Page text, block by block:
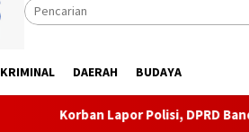
KRIMINAL DAERAH BUDAYA
Korban Lapor Polisi, DPRD Bandar